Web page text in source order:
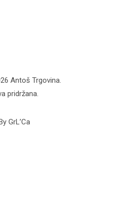
Antoš Trgovina.
pridržana.
GrL’Ca